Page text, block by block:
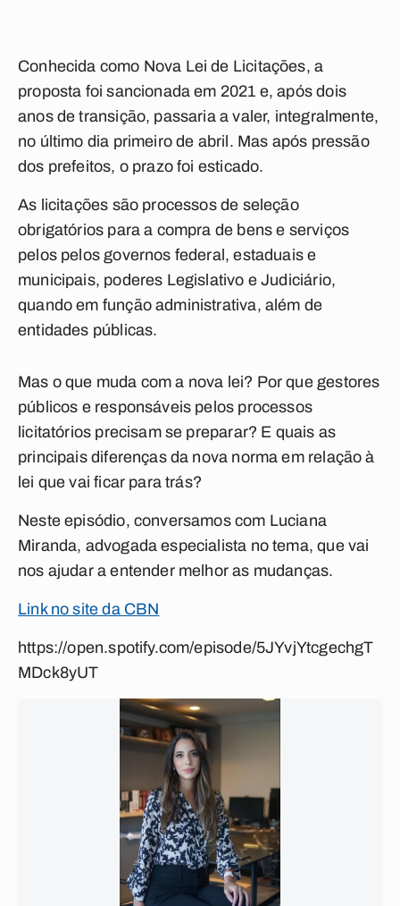
Conhecida como Nova Lei de Licitações, a
proposta foi sancionada em 2021 e, após dois
anos de transição, passaria a valer, integralmente,
no último dia primeiro de abril. Mas após pressão
dos prefeitos, o prazo foi esticado.
As licitações são processos de seleção
obrigatórios para a compra de bens e serviços
pelos pelos governos federal, estaduais e
municipais, poderes Legislativo e Judiciário,
quando em função administrativa, além de
entidades públicas.
Mas o que muda com a nova lei? Por que gestores
públicos e responsáveis pelos processos
licitatórios precisam se preparar? E quais as
principais diferenças da nova norma em relação à
lei que vai ficar para trás?
Neste episódio, conversamos com Luciana
Miranda, advogada especialista no tema, que vai
nos ajudar a entender melhor as mudanças.
Link no site da CBN
https://open.spotify.com/episode/5JYvjYtcgechgT
MDck8yUT